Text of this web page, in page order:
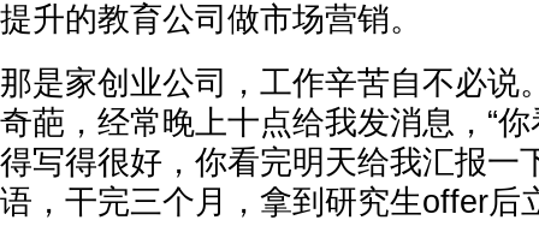
提升的教育公司做市场营销。
那是家创业公司，工作辛苦自不必说
奇葩，经常晚上十点给我发消息，“
得写得很好，你看完明天给我汇报一
语，干完三个月，拿到研究生offer后